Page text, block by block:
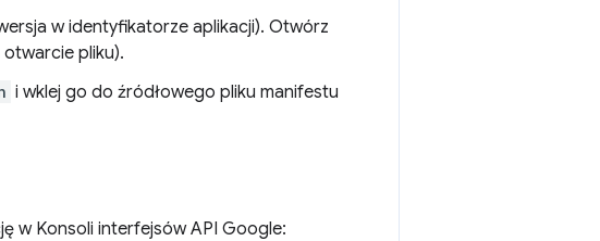
w identyfikatorze aplikacji). Otwórz
pliku).
i wklej go do źródłowego pliku manifestu
w Konsoli interfejsów API Google: